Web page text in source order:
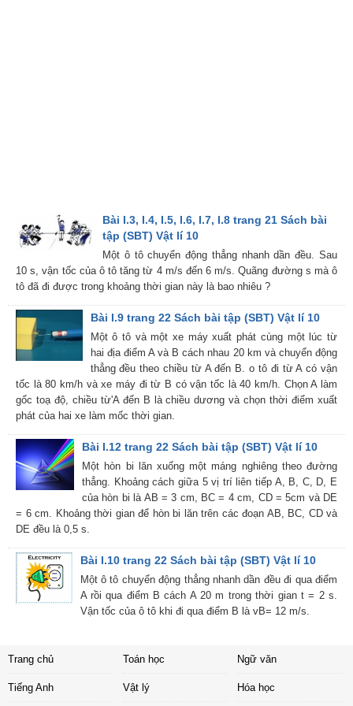
Bài I.3, I.4, I.5, I.6, I.7, I.8 trang 21 Sách bài
tập (SBT) Vật lí 10
Một ô tô chuyển động thẳng nhanh dần đều. Sau
10 s, vận tốc của ô tô tăng từ 4 m/s đến 6 m/s. Quãng đường s mà ô
tô đã đi được trong khoảng thời gian này là bao nhiêu ?
Bài I.9 trang 22 Sách bài tập (SBT) Vật lí 10
Một ô tô và một xe máy xuất phát cùng một lúc từ
hai địa điểm A và B cách nhau 20 km và chuyển động
thẳng đều theo chiều từ A đến B. o tô đi từ A có vận
tốc là 80 km/h và xe máy đi từ B có vận tốc là 40 km/h. Chọn A làm
gốc toạ độ, chiều từ'A đến B là chiều dương và chọn thời điểm xuất
phát của hai xe làm mốc thời gian.
Bài I.12 trang 22 Sách bài tập (SBT) Vật lí 10
Một hòn bi lăn xuống một máng nghiêng theo đường
thẳng. Khoảng cách giữa 5 vị trí liên tiếp A, B, C, D, E
của hòn bi là AB = 3 cm, BC = 4 cm, CD = 5cm và DE
= 6 cm. Khoảng thời gian để hòn bi lăn trên các đoạn AB, BC, CD và
DE đều là 0,5 s.
Bài I.10 trang 22 Sách bài tập (SBT) Vật lí 10
Một ô tô chuyển động thẳng nhanh dần đều đi qua điểm
A rồi qua điểm B cách A 20 m trong thời gian t = 2 s.
Vận tốc của ô tô khi đi qua điểm B là vB= 12 m/s.
Trang chủ Toán học Ngữ văn
Tiếng Anh Vật lý Hóa học